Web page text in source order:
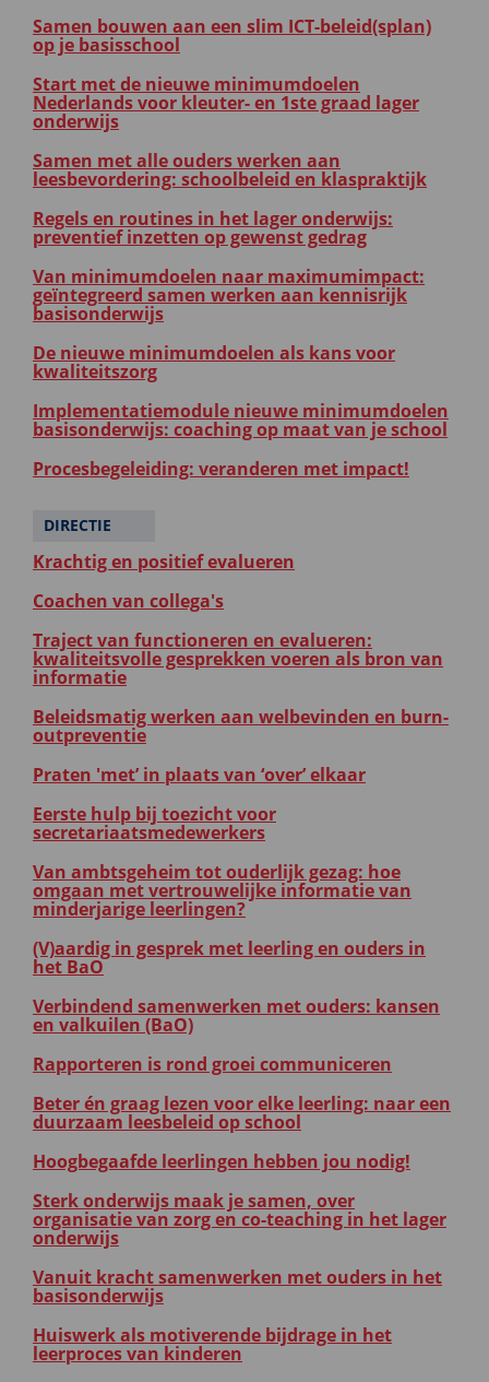
Samen bouwen aan een slim ICT-beleid(splan)
op je basisschool
Start met de nieuwe minimumdoelen
Nederlands voor kleuter- en 1ste graad lager
onderwijs
Samen met alle ouders werken aan
leesbevordering: schoolbeleid en klaspraktijk
Regels en routines in het lager onderwijs:
preventief inzetten op gewenst gedrag
Van minimumdoelen naar maximumimpact:
geïntegreerd samen werken aan kennisrijk
basisonderwijs
De nieuwe minimumdoelen als kans voor
kwaliteitszorg
Implementatiemodule nieuwe minimumdoelen
basisonderwijs: coaching op maat van je school
Procesbegeleiding: veranderen met impact!
DIRECTIE
Krachtig en positief evalueren
Coachen van collega's
Traject van functioneren en evalueren:
kwaliteitsvolle gesprekken voeren als bron van
informatie
Beleidsmatig werken aan welbevinden en burn-
outpreventie
Praten 'met’ in plaats van ‘over’ elkaar
Eerste hulp bij toezicht voor
secretariaatsmedewerkers
Van ambtsgeheim tot ouderlijk gezag: hoe
omgaan met vertrouwelijke informatie van
minderjarige leerlingen?
(V)aardig in gesprek met leerling en ouders in
het BaO
Verbindend samenwerken met ouders: kansen
en valkuilen (BaO)
Rapporteren is rond groei communiceren
Beter én graag lezen voor elke leerling: naar een
duurzaam leesbeleid op school
Hoogbegaafde leerlingen hebben jou nodig!
Sterk onderwijs maak je samen, over
organisatie van zorg en co-teaching in het lager
onderwijs
Vanuit kracht samenwerken met ouders in het
basisonderwijs
Huiswerk als motiverende bijdrage in het
leerproces van kinderen